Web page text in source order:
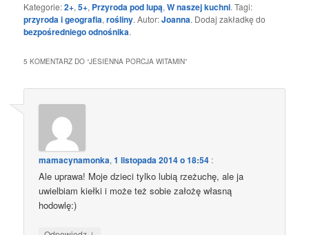
Kategorie:2+,5+, Przyroda pod lupą,W naszej kuchni. Tagi:
przyroda i geografia,rośliny. Autor:Joanna. Dodaj zakładkę do
bezpośredniego odnośnika.
5 KOMENTARZ DO “JESIENNA PORCJA WITAMIN”
mamacynamonka,1 listopada 2014 o 18:54 :
Ale uprawa! Moje dzieci tylko lubią rzeżuchę, ale ja
uwielbiam kiełki i może też sobie założę własną
hodowlę:)